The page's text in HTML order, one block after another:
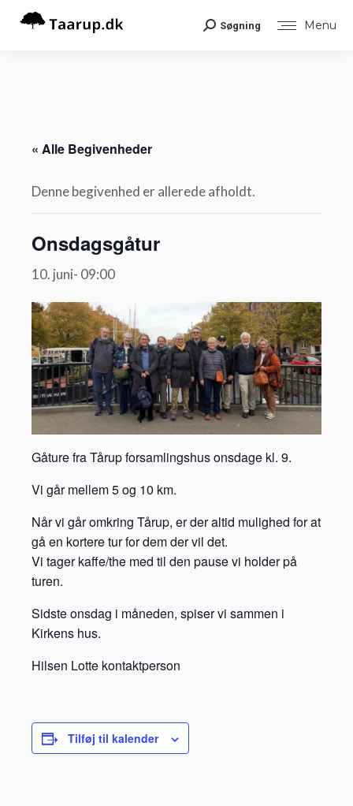
Menu
Search:
Søgning
« Alle Begivenheder
Denne begivenhed er allerede afholdt.
Onsdagsgåtur
10. juni- 09:00
Gåture fra Tårup forsamlingshus onsdage kl. 9.
Vi går mellem 5 og 10 km.
Når vi går omkring Tårup, er der altid mulighed for at
gå en kortere tur for dem der vil det.
Vi tager kaffe/the med til den pause vi holder på
turen.
Sidste onsdag i måneden, spiser vi sammen i
Kirkens hus.
Hilsen Lotte kontaktperson
Tilføj til kalender